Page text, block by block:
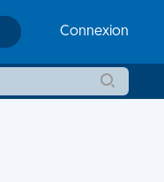
Connexion